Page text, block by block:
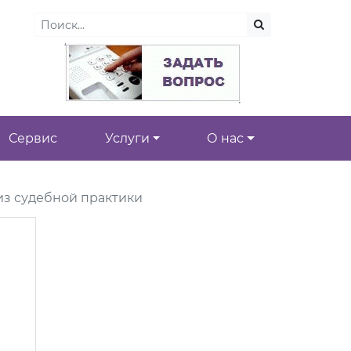
Сервис Услуги О нас
судебной практики